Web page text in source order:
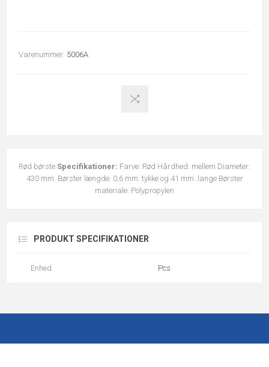
Varenummer: 5006A
Rød børste Specifikationer: Farve: Rød Hårdhed: mellem Diameter:
430 mm. Børster længde: 0,6 mm. tykke og 41 mm. lange Børster
materiale: Polypropylen
PRODUKT SPECIFIKATIONER
Enhed Pcs